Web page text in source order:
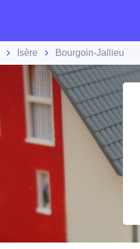
Isère Bourgoin-Jallieu